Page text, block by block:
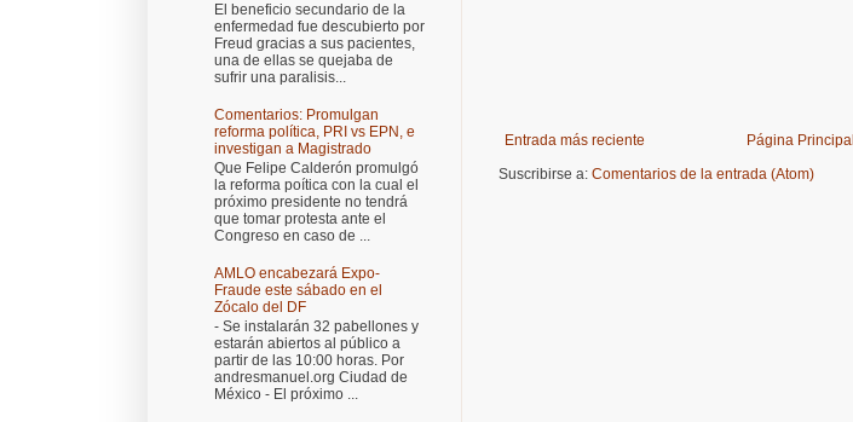
Entrada más reciente
Página Principal
Suscribirse a: Comentarios de la entrada (Atom)
El beneficio secundario de la
enfermedad fue descubierto por
Freud gracias a sus pacientes,
una de ellas se quejaba de
sufrir una paralisis...
Comentarios: Promulgan
reforma política, PRI vs EPN, e
investigan a Magistrado
Que Felipe Calderón promulgó
la reforma poítica con la cual el
próximo presidente no tendrá
que tomar protesta ante el
Congreso en caso de ...
AMLO encabezará Expo-
Fraude este sábado en el
Zócalo del DF
- Se instalarán 32 pabellones y
estarán abiertos al público a
partir de las 10:00 horas. Por
andresmanuel.org Ciudad de
México - El próximo ...